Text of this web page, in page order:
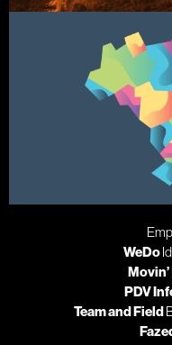
WeDo
Movin’
PDV
Team and Field